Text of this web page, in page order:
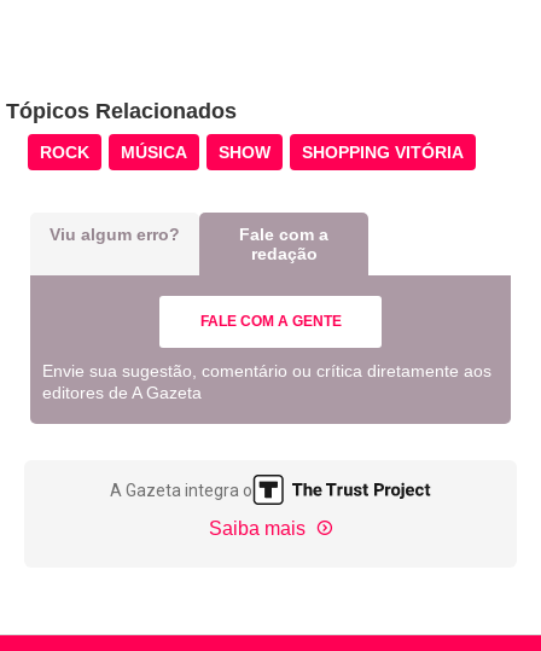
Tópicos Relacionados
ROCK MÚSICA SHOW SHOPPING VITÓRIA
Viu algum erro?
Fale com a
redação
FALE COM A GENTE
Envie sua sugestão, comentário ou crítica diretamente aos
editores de A Gazeta
A Gazeta integra o
Saiba mais